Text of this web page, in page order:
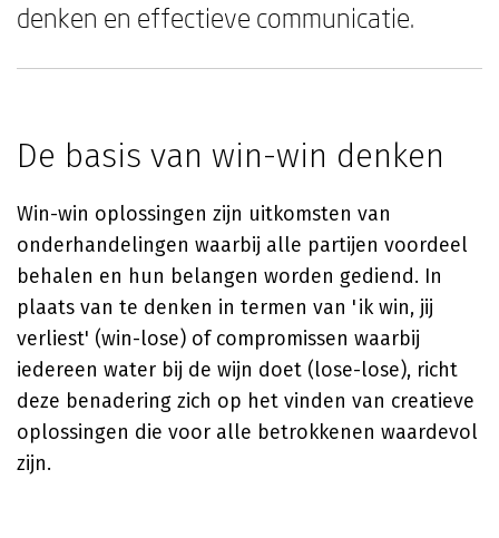
denken en effectieve communicatie.
De basis van win-win denken
Win-win oplossingen zijn uitkomsten van
onderhandelingen waarbij alle partijen voordeel
behalen en hun belangen worden gediend. In
plaats van te denken in termen van 'ik win, jij
verliest' (win-lose) of compromissen waarbij
iedereen water bij de wijn doet (lose-lose), richt
deze benadering zich op het vinden van creatieve
oplossingen die voor alle betrokkenen waardevol
zijn.